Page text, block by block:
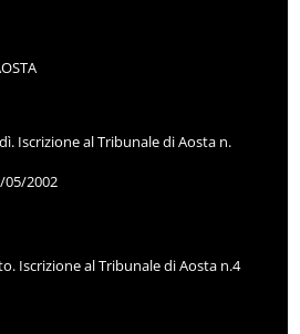
Iscrizione al Tribunale di Aosta n.
05/2002
Iscrizione al Tribunale di Aosta n.4